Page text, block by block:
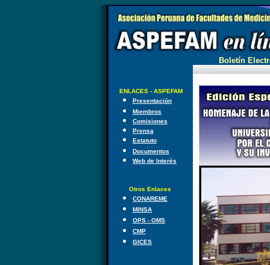
Boletín
ENLACES - ASPEFAM
Presentación
Miembros
Comisiones
Prensa
Estatuto
Documentos
Web de Interés
Otros Enlaces
CONAREME
MINSA
OPS - OMS
CMP
GICES